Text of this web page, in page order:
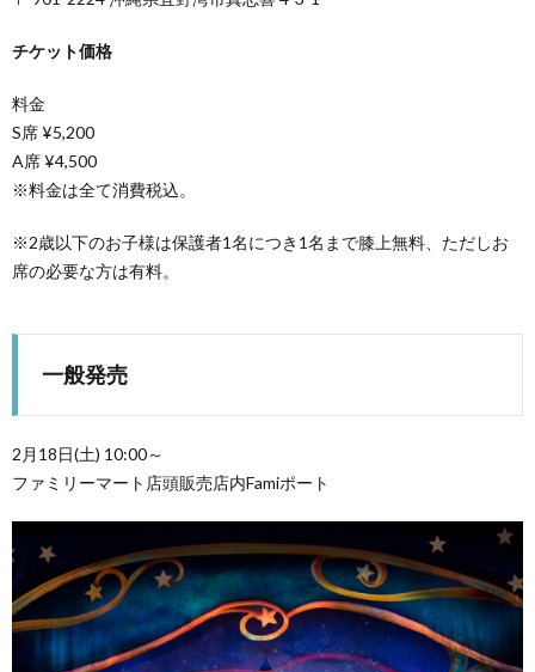
チケット価格
料金
S席 ¥5,200
A席 ¥4,500
※料金は全て消費税込。
※2歳以下のお子様は保護者1名につき1名まで膝上無料、ただしお
席の必要な方は有料。
一般発売
2月18日(土) 10:00～
ファミリーマート店頭販売店内Famiポート